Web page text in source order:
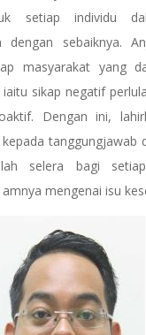
setiap individu
dengan sebaiknya.
masyarakat yang
sikap negatif
Dengan ini,
tanggungjawab
selera bagi
mengenai isu